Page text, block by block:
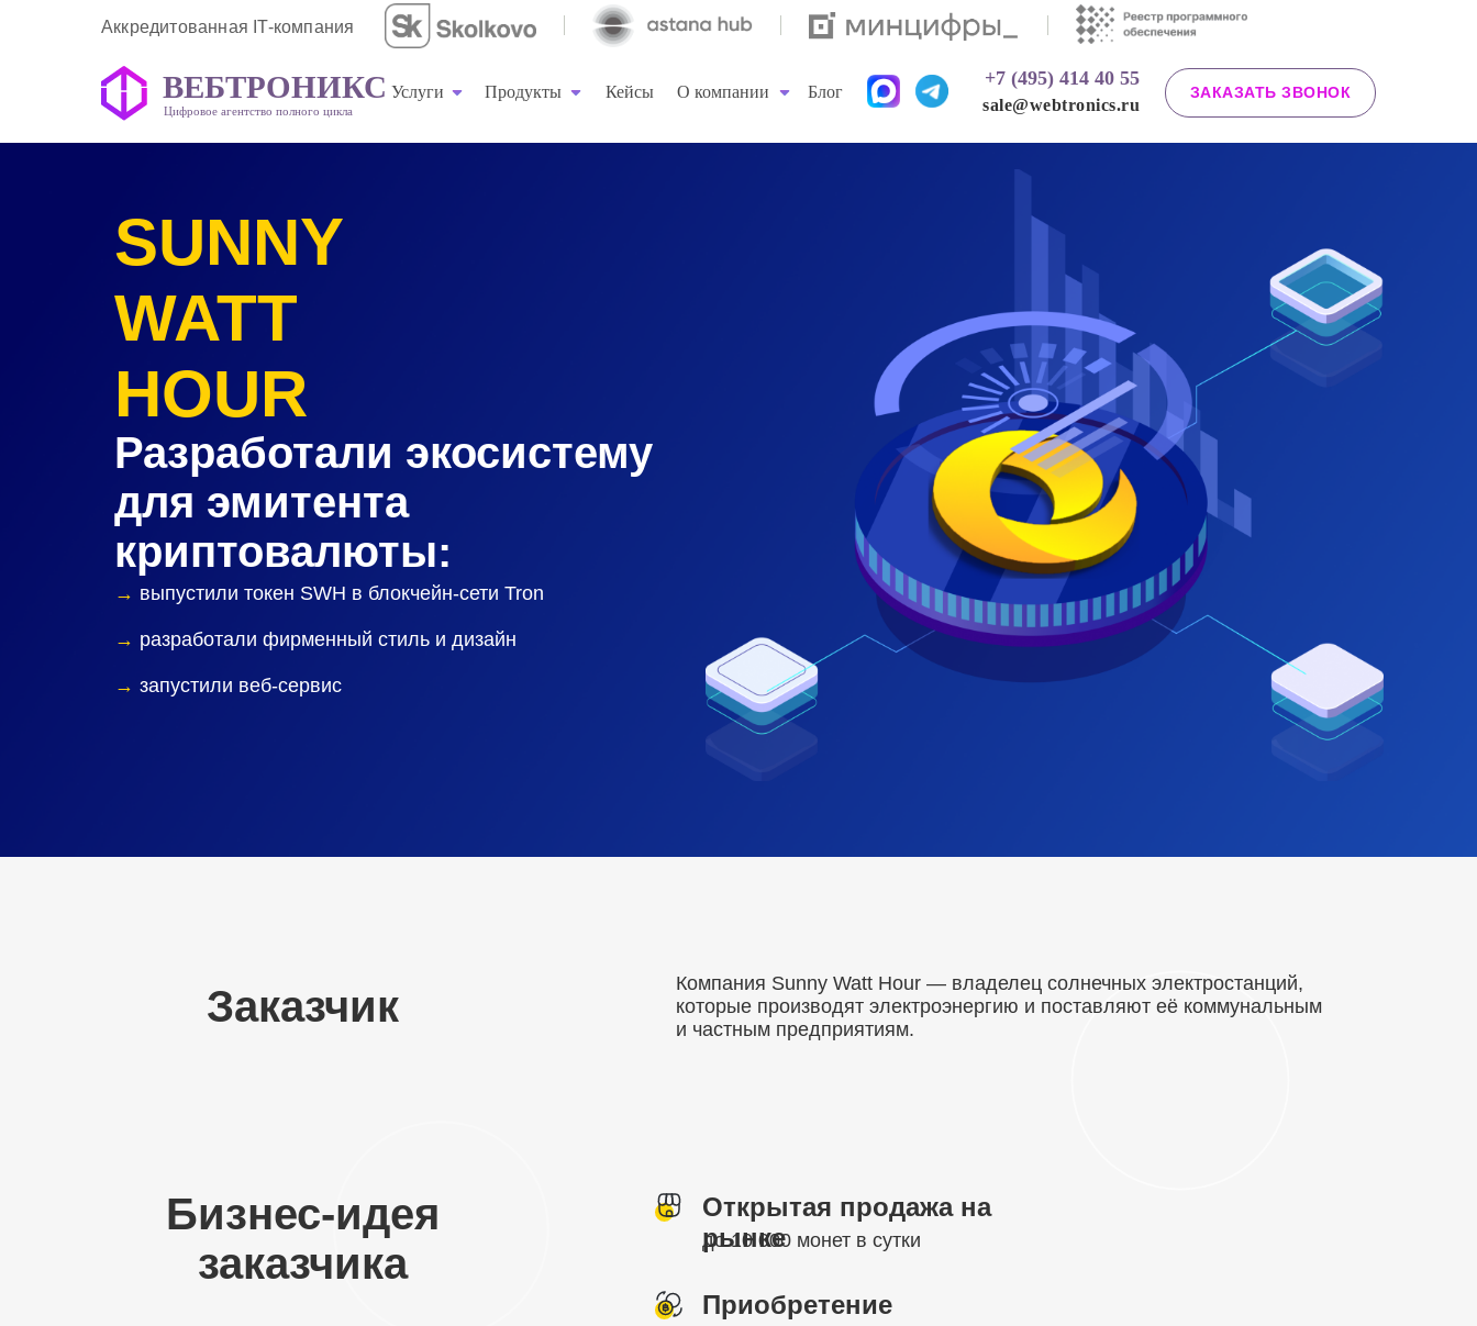
Кейсы
Услуги О компании Блог
Продукты
sale@webtronics.ru
+7 (495) 414 40 55
ЗАКАЗАТЬ ЗВОНОК
Цифровое агентство полного цикла
ВЕБТРОНИКС
Аккредитованная IT-компания
Кейсы
Услуги
+7 (495) 414 40 55
ВЕБТРОНИКС
SUNNY
WATT
HOUR
Разработали экосистему
для эмитента
криптовалюты:
→ выпустили токен SWH в блокчейн-сети Tron
→ разработали фирменный стиль и дизайн
→ запустили веб-сервис
до 10 000 монет в сутки
Открытая продажа на
рынке
Приобретение
Бизнес-идея
заказчика
Заказчик
Компания Sunny Watt Hour — владелец солнечных электростанций,
которые производят электроэнергию и поставляют её коммунальным
и частным предприятиям.